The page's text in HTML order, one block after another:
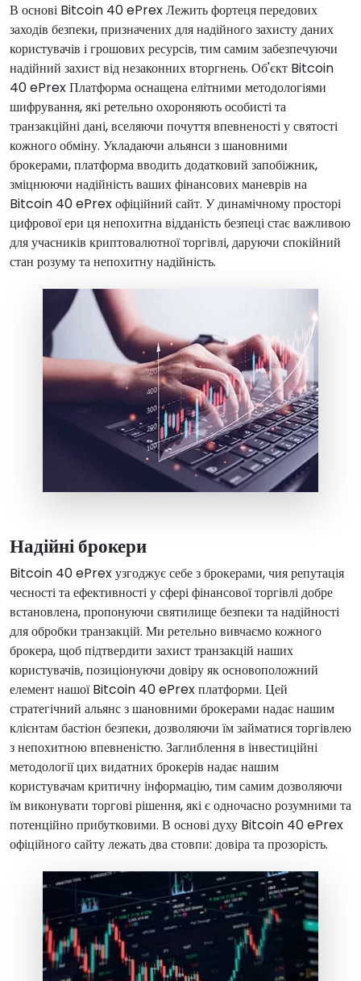
В основі Bitcoin 40 ePrexЛежить фортеця передових
заходів безпеки, призначених для надійного захисту даних
користувачів і грошових ресурсів, тим самим забезпечуючи
надійний захист від незаконних вторгнень. Об'єкт Bitcoin
40 ePrexПлатформа оснащена елітними методологіями
шифрування, які ретельно охороняють особисті та
транзакційні дані, вселяючи почуття впевненості у святості
кожного обміну. Укладаючи альянси з шановними
брокерами, платформа вводить додатковий запобіжник,
зміцнюючи надійність ваших фінансових маневрів на
Bitcoin 40 ePrexофіційний сайт. У динамічному просторі
цифрової ери ця непохитна відданість безпеці стає важливою
для учасників криптовалютної торгівлі, даруючи спокійний
стан розуму та непохитну надійність.
Надійні брокери
Bitcoin 40 ePrex узгоджує себе з брокерами, чия репутація
чесності та ефективності у сфері фінансової торгівлі добре
встановлена, пропонуючи святилище безпеки та надійності
для обробки транзакцій. Ми ретельно вивчаємо кожного
брокера, щоб підтвердити захист транзакцій наших
користувачів, позиціонуючи довіру як основоположний
елемент нашої Bitcoin 40 ePrex платформи. Цей
стратегічний альянс з шановними брокерами надає нашим
клієнтам бастіон безпеки, дозволяючи їм займатися торгівлею
з непохитною впевненістю. Заглиблення в інвестиційні
методології цих видатних брокерів надає нашим
користувачам критичну інформацію, тим самим дозволяючи
їм виконувати торгові рішення, які є одночасно розумними та
потенційно прибутковими. В основі духу Bitcoin 40 ePrex
офіційного сайту лежать два стовпи: довіра та прозорість.